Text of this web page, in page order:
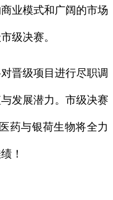
业模式和广阔的市场
级决赛。
晋级项目进行尽职调
发展潜力。市级决赛
药与银荷生物将全力
！